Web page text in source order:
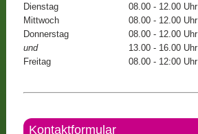
Dienstag
08.00 - 12.00 Uhr
Mittwoch
08.00 - 12.00 Uhr
Donnerstag
08.00 - 12.00 Uhr
und
13.00 - 16.00 Uhr
Freitag
08.00 - 12:00 Uhr
Kontaktformular